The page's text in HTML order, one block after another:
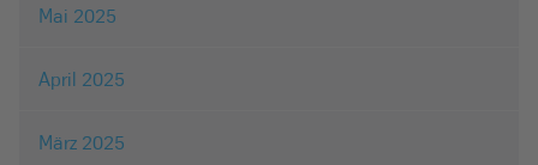
Mai 2025
April 2025
März 2025